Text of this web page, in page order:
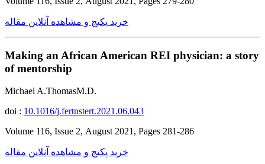
خرید پکیج و مشاهده آنلاین مقاله
Making an African American REI physician: a story
of mentorship
Michael A.ThomasM.D.
doi : 10.1016/j.fertnstert.2021.06.043
Volume 116, Issue 2, August 2021, Pages 281-286
خرید پکیج و مشاهده آنلاین مقاله